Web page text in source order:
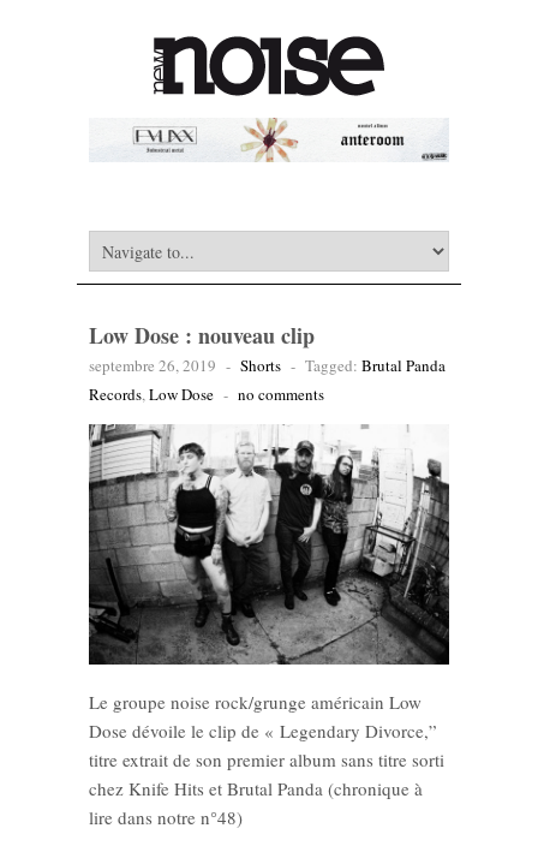
Low Dose : nouveau clip
septembre 26, 2019 - Shorts - Tagged: Brutal Panda
Records,Low Dose - no comments
Le groupe noise rock/grunge américain Low
Dose dévoile le clip de « Legendary Divorce,”
titre extrait de son premier album sans titre sorti
chez Knife Hits et Brutal Panda (chronique à
lire dans notre n°48)